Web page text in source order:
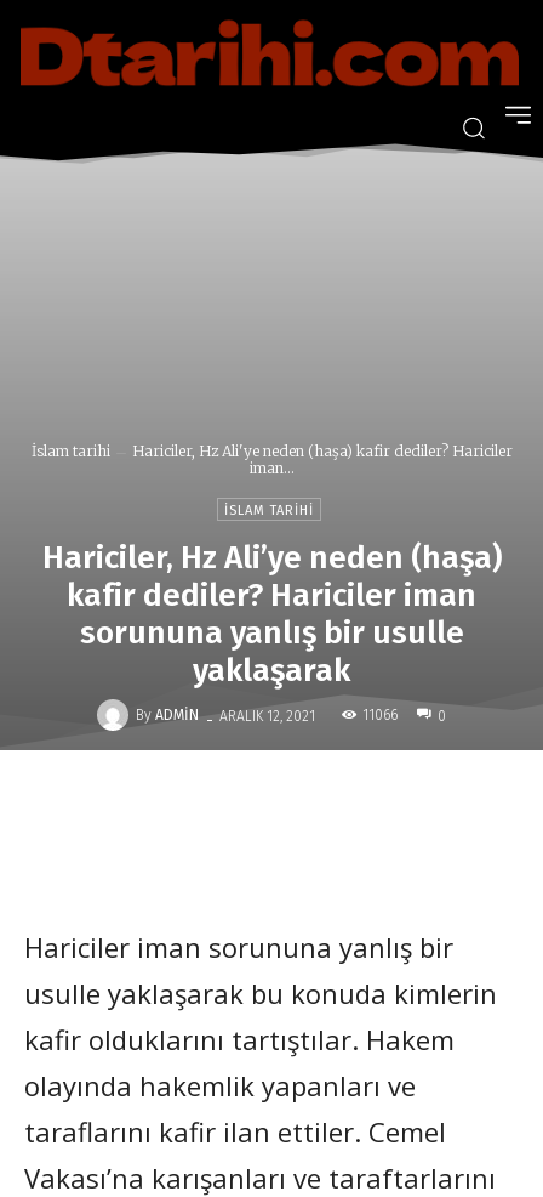
İslam tarihi
Hariciler, Hz Ali'ye neden (haşa) kafir dediler? Hariciler
iman...
İSLAM TARIHI
Hariciler, Hz Ali’ye neden (haşa)
kafir dediler? Hariciler iman
sorununa yanlış bir usulle
yaklaşarak
By ADMIN - ARALIK 12, 2021 11066 0
Hariciler iman sorununa yanlış bir
usulle yaklaşarak bu konuda kimlerin
kafir olduklarını tartıştılar. Hakem
olayında hakemlik yapanları ve
taraflarını kafir ilan ettiler. Cemel
Vakası’na karışanları ve taraftarlarını